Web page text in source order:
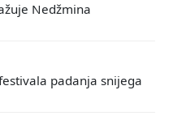
Nedžmina
padanja snijega